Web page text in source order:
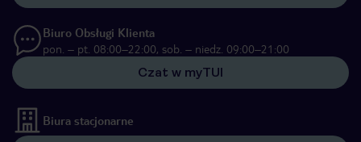
Biuro Obsługi Klienta
pon. – pt. 08:00–22:00, sob. – niedz. 09:00–21:00
Czat w myTUI
Biura stacjonarne